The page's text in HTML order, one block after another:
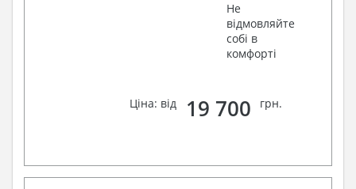
Не
відмовляйте
собі в
комфорті
Ціна: від 19 700 грн.